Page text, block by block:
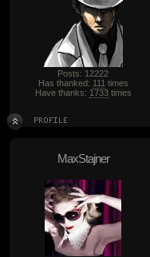
Posts: 12222
Has thanked: 111 times
Have thanks: 1733times
MaxStajner